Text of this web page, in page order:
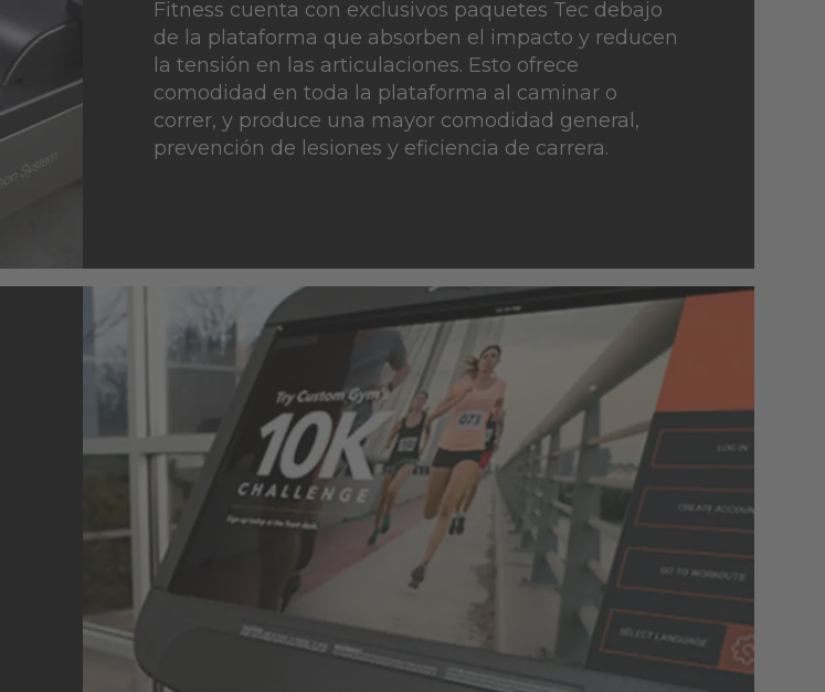
Fitness cuenta con exclusivos paquetes Tec debajo
de la plataforma que absorben el impacto y reducen
la tensión en las articulaciones. Esto ofrece
comodidad en toda la plataforma al caminar o
correr, y produce una mayor comodidad general,
prevención de lesiones y eficiencia de carrera.